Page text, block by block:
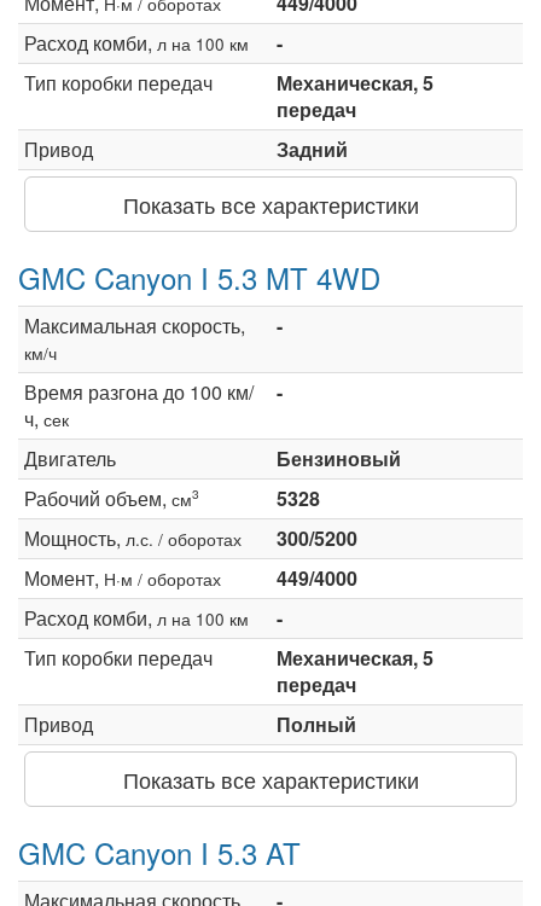
Расход комби, л на 100 км
-
Тип коробки передач
Механическая, 5
передач
Привод
Задний
Показать все характеристики
GMC Canyon I 5.3 MT 4WD
Максимальная скорость,
км/ч
-
Время разгона до 100 км/
ч, сек
-
Двигатель
Бензиновый
Рабочий объем, см3
5328
Мощность, л.с. / оборотах
300/5200
Момент, Н·м / оборотах
449/4000
Расход комби, л на 100 км
-
Тип коробки передач
Механическая, 5
передач
Привод
Полный
Показать все характеристики
GMC Canyon I 5.3 AT
Максимальная скорость, -